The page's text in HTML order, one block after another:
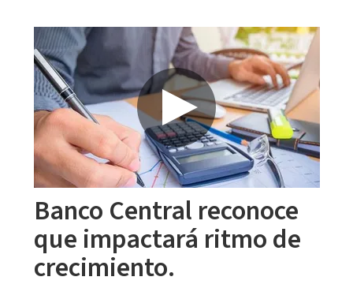
Banco Central reconoce
que impactará ritmo de
crecimiento.